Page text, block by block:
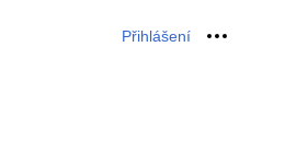
Přihlášení Osobní